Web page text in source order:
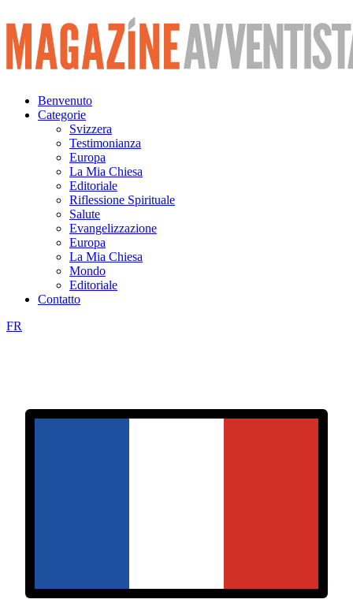
Vai
al
contenuto
Benvenuto
Categorie
Svizzera
Testimonianza
Europa
La Mia Chiesa
Editoriale
Riflessione Spirituale
Salute
Evangelizzazione
Europa
La Mia Chiesa
Mondo
Editoriale
Contatto
FR